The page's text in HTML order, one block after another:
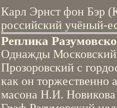
Карл Эрнст фон Бэр
российский учёный-
Реплика
Однажды
Прозоровский с
как он торжественно
масона Н.И.